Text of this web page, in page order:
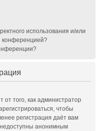
использования и/или
конференцией?
от того, как администратор
чтобы
регистрация даёт вам
анонимным